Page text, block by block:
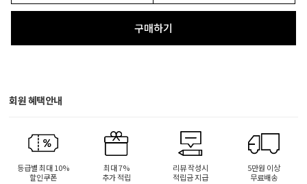
구매하기
회원 혜택안내
등급별 최대 10%
할인쿠폰
최대 7%
추가 적립
리뷰 작성시
적립금 지급
5만원 이상
무료배송